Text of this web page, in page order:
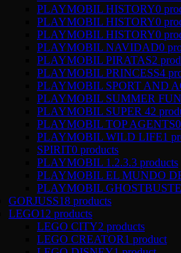
PLAYMOBIL HISTORY0
PLAYMOBIL HISTORY0
PLAYMOBIL HISTORY0
PLAYMOBIL NAVIDAD0
PLAYMOBIL PIRATAS2
PLAYMOBIL PRINCESS4
PLAYMOBIL SPORT AND
PLAYMOBIL SUMMER FUN
PLAYMOBIL SUPER 42
PLAYMOBIL TOP AGENTS
PLAYMOBIL WILD LIFE1
SPIRIT0 products
PLAYMOBIL 1.2.3.3 products
PLAYMOBIL EL MUNDO
PLAYMOBIL
GORJUSS18 products
LEGO12 products
LEGO CITY2 products
LEGO CREATOR1 product